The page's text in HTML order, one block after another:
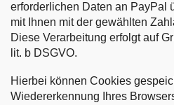
erforderlichen Daten an PayPal
mit Ihnen mit der gewählten
Diese Verarbeitung erfolgt auf
lit. b DSGVO.
Hierbei können Cookies
Wiedererkennung Ihres